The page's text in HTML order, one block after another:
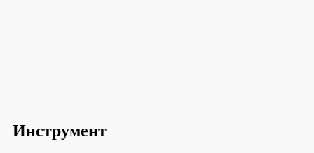
Инструмент